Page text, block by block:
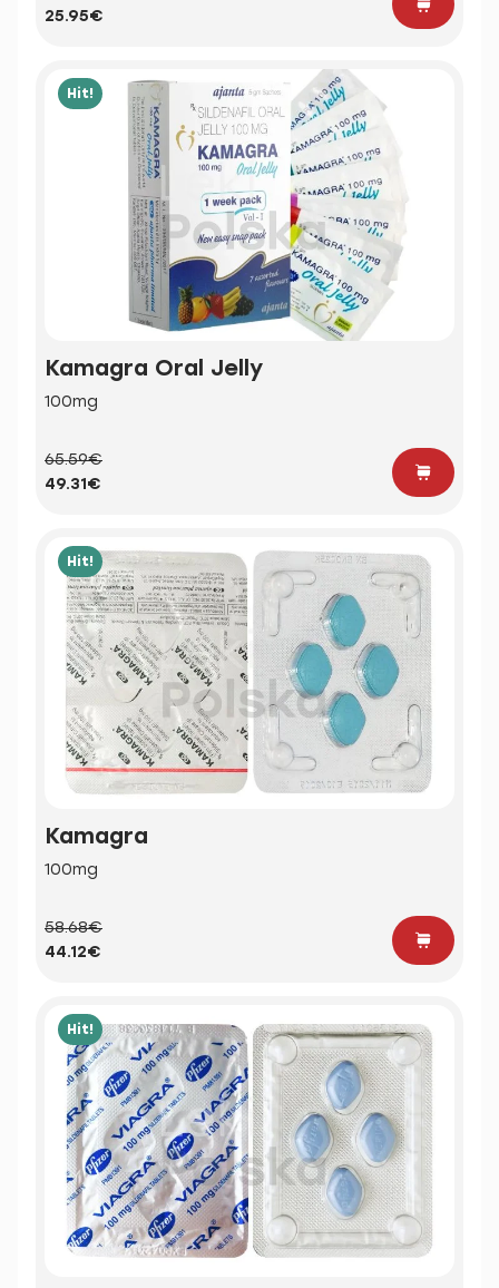
25.95€
Hit!
Kamagra Oral Jelly
100mg
65.59€
49.31€
Hit!
Kamagra
100mg
58.68€
44.12€
Hit!